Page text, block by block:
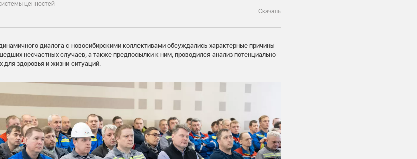
ценностей
Скачать
диалога с новосибирскими коллективами обсуждались характерные причины
несчастных случаев, а также предпосылки к ним, проводился анализ потенциально
для здоровья и жизни ситуаций.